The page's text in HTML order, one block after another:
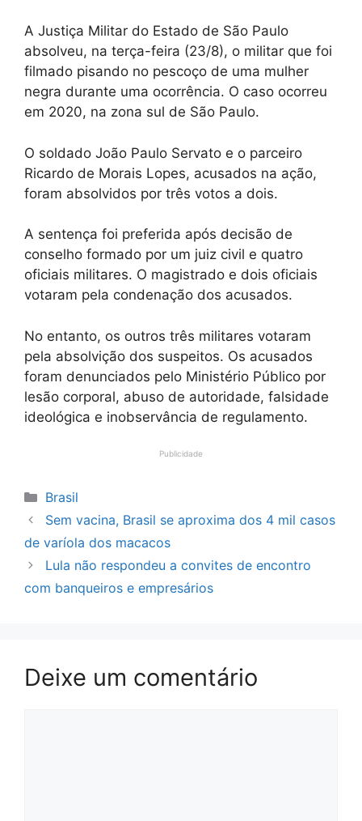
A Justiça Militar do Estado de São Paulo
absolveu, na terça-feira (23/8), o militar que foi
filmado pisando no pescoço de uma mulher
negra durante uma ocorrência. O caso ocorreu
em 2020, na zona sul de São Paulo.
O soldado João Paulo Servato e o parceiro
Ricardo de Morais Lopes, acusados na ação,
foram absolvidos por três votos a dois.
A sentença foi preferida após decisão de
conselho formado por um juiz civil e quatro
oficiais militares. O magistrado e dois oficiais
votaram pela condenação dos acusados.
No entanto, os outros três militares votaram
pela absolvição dos suspeitos. Os acusados
foram denunciados pelo Ministério Público por
lesão corporal, abuso de autoridade, falsidade
ideológica e inobservância de regulamento.
Publicidade
Categorias
Brasil
Sem vacina, Brasil se aproxima dos 4 mil casos
de varíola dos macacos
Lula não respondeu a convites de encontro
com banqueiros e empresários
Deixe um comentário